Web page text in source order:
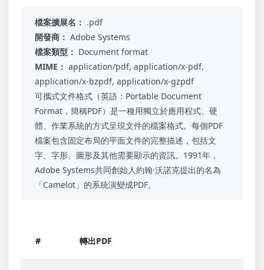
檔案擴展名： .pdf
開發商： Adobe Systems
檔案類型： Document format
MIME： application/pdf, application/x-pdf,
application/x-bzpdf, application/x-gzpdf
可攜式文件格式（英語：Portable Document
Format，簡稱PDF）是一種用獨立於應用程式、硬
體、作業系統的方式呈現文件的檔案格式。每個PDF
檔案包含固定布局的平面文件的完整描述，包括文
字、字形、圖形及其他需要顯示的資訊。1991年，
Adobe Systems共同創始人約翰·沃諾克提出的名為
「Camelot」的系統演變成PDF。
# 轉出PDF